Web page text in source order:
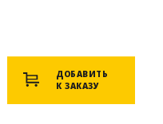
ДОБАВИТЬ
К ЗАКАЗУ